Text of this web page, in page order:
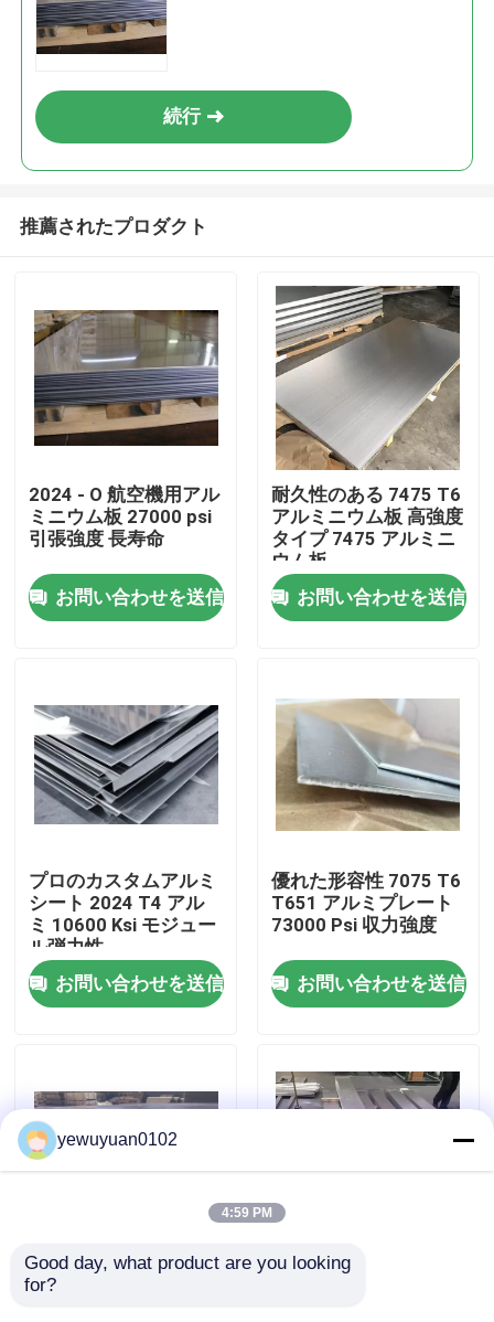
プロダクト
ビデオ
VRショー
私達について
品質管理
私達に連絡しなさい
続行
推薦されたプロダクト
2024 - O 航空機用アル
ミニウム板 27000 psi
引張強度 長寿命
お問い合わせを送信
耐久性のある 7475 T6
アルミニウム板 高強度
タイプ 7475 アルミニ
ウム板
お問い合わせを送信
プロのカスタムアルミ
シート 2024 T4 アル
ミ 10600 Ksi モジュー
ル弾力性
お問い合わせを送信
優れた形容性 7075 T6
T651 アルミプレート
73000 Psi 収力強度
お問い合わせを送信
高耐腐食性 航空機 ア
ルミシート Al 7075
軽量航空機 アルミシー
yewuyuan0102
4:59 PM
Good day, what product are you looking
for?